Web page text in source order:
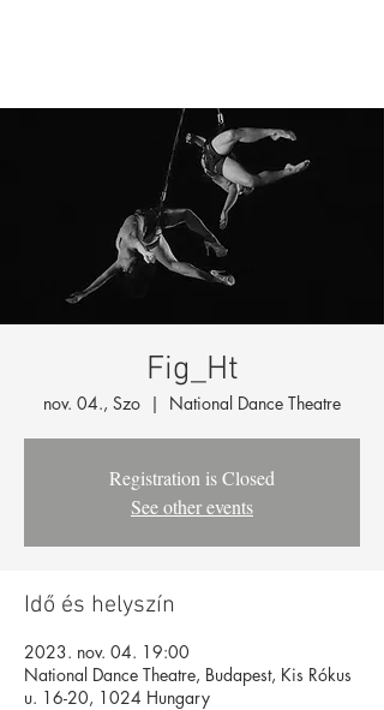
Fig_Ht
nov. 04., Szo
  |
National Dance Theatre
Registration is Closed
See other events
Idő és helyszín
2023. nov. 04. 19:00
National Dance Theatre, Budapest, Kis Rókus
u. 16-20, 1024 Hungary